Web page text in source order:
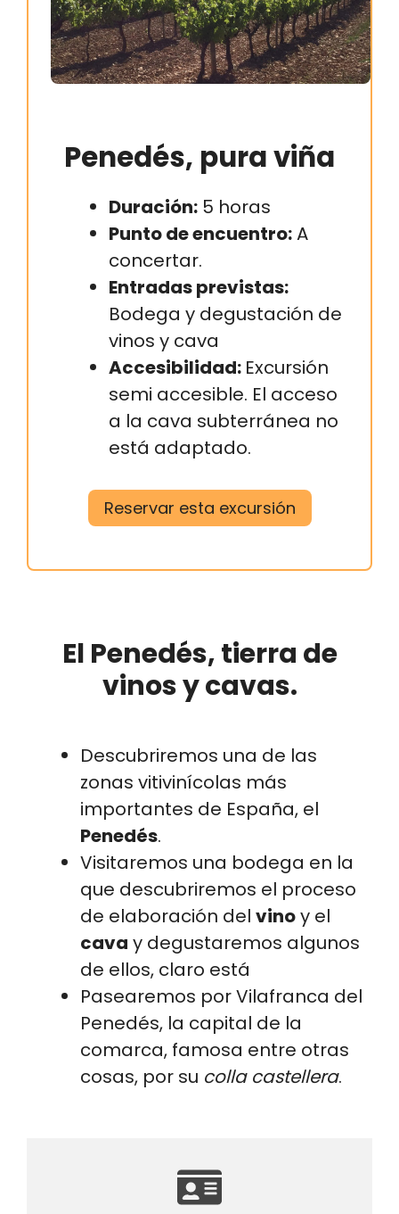
Penedés, pura viña
Duración: 5 horas
Punto de encuentro:A
concertar.
Entradas previstas:
Bodega y degustación de
vinos y cava
Accesibilidad: Excursión
semi accesible. El acceso
a la cava subterránea no
está adaptado.
Reservar esta excursión
El Penedés, tierra de
vinos y cavas.
Descubriremos una de las
zonas vitivinícolas más
importantes de España, el
Penedés.
Visitaremos una bodega en la
que descubriremos el proceso
de elaboración del vinoy el
cava y degustaremos algunos
de ellos, claro está
Pasearemos por Vilafranca del
Penedés, la capital de la
comarca, famosa entre otras
cosas, por su colla castellera.